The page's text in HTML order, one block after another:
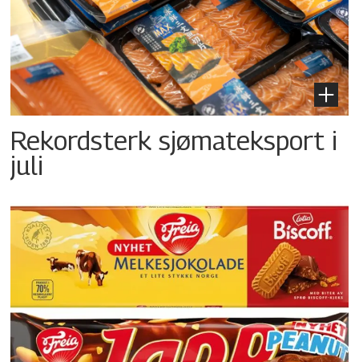
Rekordsterk sjømateksport i
juli